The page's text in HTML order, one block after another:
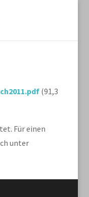
(91,3
Für einen
unter